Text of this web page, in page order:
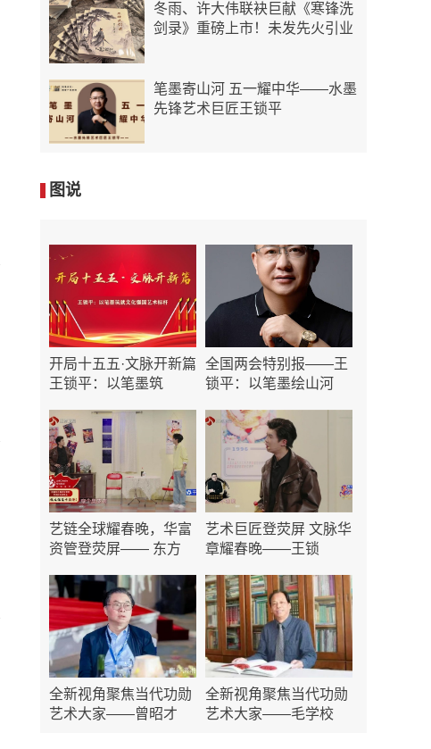
冬雨、许大伟联袂巨献《寒锋洗
剑录》重磅上市！未发先火引业
笔墨寄山河 五一耀中华——水墨
先锋艺术巨匠王锁平
图说
开局十五五·文脉开新篇
王锁平：以笔墨筑
全国两会特别报——王
锁平：以笔墨绘山河
艺链全球耀春晚，华富
资管登荧屏—— 东方
艺术巨匠登荧屏 文脉华
章耀春晚——王锁
全新视角聚焦当代功勋
艺术大家——曾昭才
全新视角聚焦当代功勋
艺术大家——毛学校